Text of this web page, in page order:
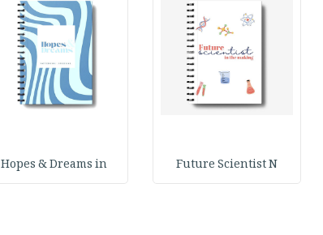
Future Scientist N
Hopes & Dreams in